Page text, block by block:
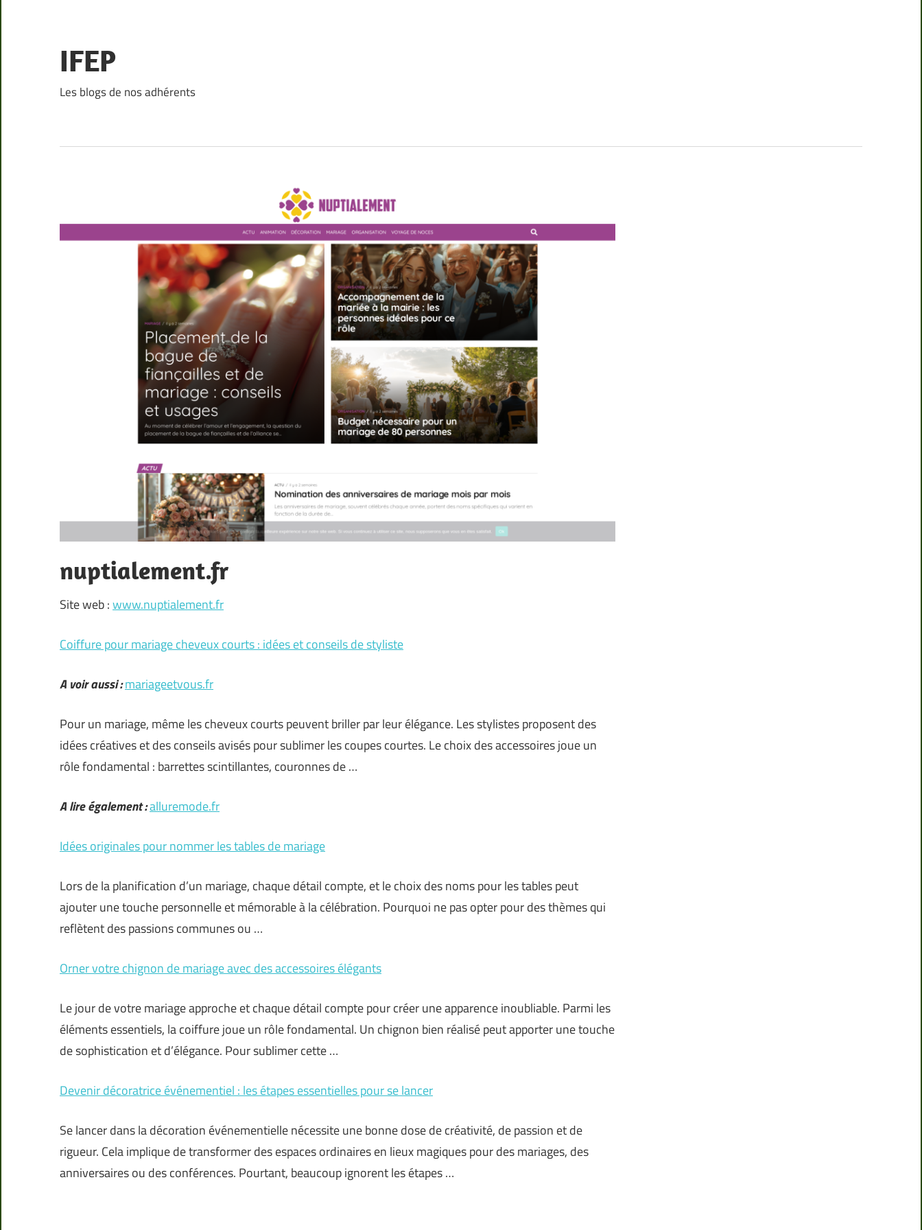
content
IFEP
Les blogs de nos adhérents
nuptialement.fr
Site web :www.nuptialement.fr
Coiffure pour mariage cheveux courts : idées et conseils de styliste
A voir aussi :mariageetvous.fr
Pour un mariage, même les cheveux courts peuvent briller par leur élégance. Les stylistes proposent des
idées créatives et des conseils avisés pour sublimer les coupes courtes. Le choix des accessoires joue un
rôle fondamental : barrettes scintillantes, couronnes de …
A lire également :alluremode.fr
Idées originales pour nommer les tables de mariage
Lors de la planification d’un mariage, chaque détail compte, et le choix des noms pour les tables peut
ajouter une touche personnelle et mémorable à la célébration. Pourquoi ne pas opter pour des thèmes qui
reflètent des passions communes ou …
Orner votre chignon de mariage avec des accessoires élégants
Le jour de votre mariage approche et chaque détail compte pour créer une apparence inoubliable. Parmi les
éléments essentiels, la coiffure joue un rôle fondamental. Un chignon bien réalisé peut apporter une touche
de sophistication et d’élégance. Pour sublimer cette …
Devenir décoratrice événementiel : les étapes essentielles pour se lancer
Se lancer dans la décoration événementielle nécessite une bonne dose de créativité, de passion et de
rigueur. Cela implique de transformer des espaces ordinaires en lieux magiques pour des mariages, des
anniversaires ou des conférences. Pourtant, beaucoup ignorent les étapes …